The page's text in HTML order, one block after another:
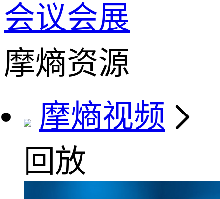
会议会展
摩熵资源
摩熵视频
回放